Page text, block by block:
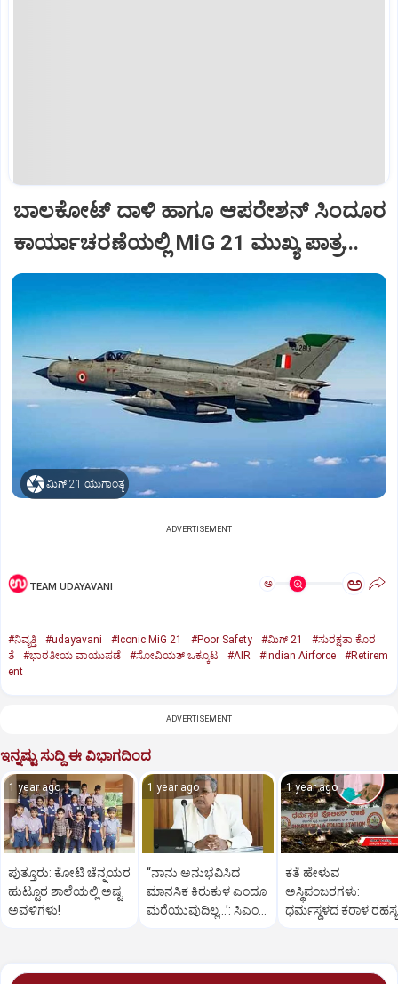
ಬಾಲಕೋಟ್‌ ದಾಳಿ ಹಾಗೂ ಆಪರೇಶನ್‌ ಸಿಂದೂರ
ಕಾರ್ಯಾಚರಣೆಯಲ್ಲಿ MiG 21 ಮುಖ್ಯ ಪಾತ್ರ...
ಮಿಗ್‌ 21 ಯುಗಾಂತ್ಯ
ADVERTISEMENT
TEAM UDAYAVANI ಅ ಅ
#ನಿವೃತ್ತಿ #udayavani #Iconic MiG 21 #Poor Safety #ಮಿಗ್‌ 21
#ಸುರಕ್ಷತಾ ಕೊರ
ತೆ
#ಭಾರತೀಯ ವಾಯುಪಡೆ #ಸೋವಿಯತ್‌ ಒಕ್ಕೂಟ #AIR #Indian Airforce
#Retirem
ent
ADVERTISEMENT
ಇನ್ನಷ್ಟು ಸುದ್ದಿ ಈ ವಿಭಾಗದಿಂದ
1 year ago
ಪುತ್ತೂರು: ಕೋಟಿ ಚೆನ್ನಯರ
ಹುಟ್ಟೂರ ಶಾಲೆಯಲ್ಲಿ ಅಷ್ಟ
ಅವಳಿಗಳು!
1 year ago
“ನಾನು ಅನುಭವಿಸಿದ
ಮಾನಸಿಕ ಕಿರುಕುಳ ಎಂದೂ
ಮರೆಯುವುದಿಲ್ಲ…’: ಸಿಎಂ
1 year ago
ಕತೆ ಹೇಳುವ
ಅಸ್ಥಿಪಂಜರಗಳು:
ಧರ್ಮಸ್ಥಳದ‌ ಕರಾಳ ರಹಸ್ಯ